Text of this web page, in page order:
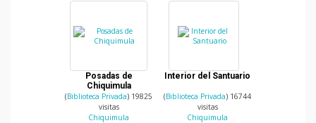
Posadas de
Chiquimula
(Biblioteca Privada) 19825
visitas
Chiquimula
Interior del Santuario
(Biblioteca Privada) 16744
visitas
Chiquimula